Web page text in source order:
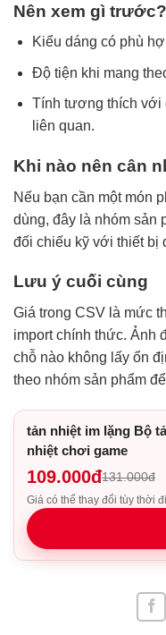
Nên xem gì trước?
Kiểu dáng có phù
Độ tiện khi mang
Tính tương thích với
liên quan.
Khi nào nên cân
Nếu bạn cần một món
dùng, đây là nhóm sản
đối chiếu kỹ với thiết bị
Lưu ý cuối cùng
Giá trong CSV là mức
import chính thức. Ảnh
chỗ nào không lấy ổn
theo nhóm sản phẩm
tản nhiệt im lặng Bộ
nhiệt chơi game
109.000đ131.000đ
Giá có thể thay đổi tùy thời